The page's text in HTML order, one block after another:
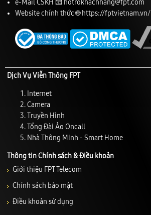
e-Mail CSKH 📧 hotrokhachhang@fpt.com
Website chính thức 🌐 https://fptvietnam.vn/
Dịch Vụ Viễn Thông FPT
Internet
Camera
Truyền Hình
Tổng Đài Ảo Oncall
Nhà Thông Minh - Smart Home
Thông tin Chính sách & Điều khoản
Giới thiệu FPT Telecom
Chính sách bảo mật
Điều khoản sử dụng